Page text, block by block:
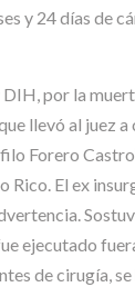
y 24 días de
por la
llevó al
Forero
El ex
ejecutado
de cirugía,